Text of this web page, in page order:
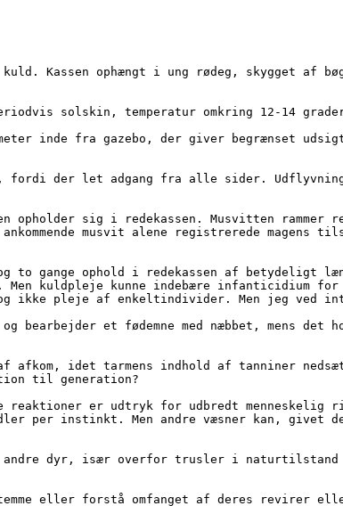
musvit alene registrerede magens
kuldpleje kunne indebære infanticidium
ikke pleje af enkeltindivider. Men jeg
til generation?
instinkt. Men andre væsner kan, givet